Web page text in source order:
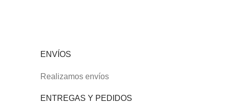
ENVÍOS
Realizamos envíos
ENTREGAS Y PEDIDOS